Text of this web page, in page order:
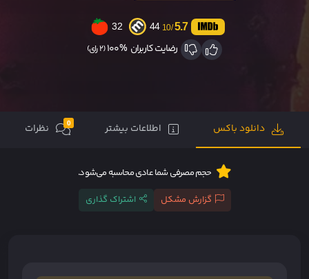
5.7
/10
44
32
رضایت کاربران 100% (2 رای)
دانلود باکس اطلاعات بیشتر 0 نظرات
حجم مصرفی شما عادی محاسبه می‌شود.
گزارش مشکل
اشتراک گذاری